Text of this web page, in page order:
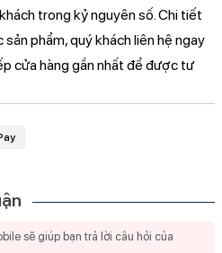
trong kỷ nguyên số. Chi tiết
phẩm, quý khách liên hệ ngay
cửa hàng gần nhất để được tư